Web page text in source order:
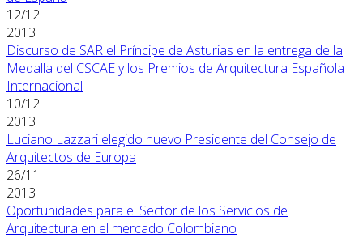
12/12
2013
Discurso de SAR el Príncipe de Asturias en la entrega de la
Medalla del CSCAE y los Premios de Arquitectura Española
Internacional
10/12
2013
Luciano Lazzari elegido nuevo Presidente del Consejo de
Arquitectos de Europa
26/11
2013
Oportunidades para el Sector de los Servicios de
Arquitectura en el mercado Colombiano